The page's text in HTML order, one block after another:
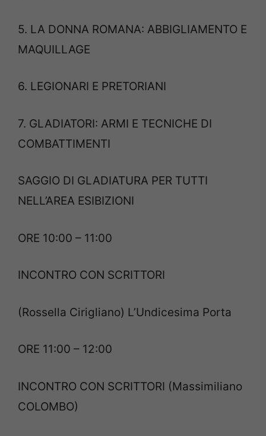
5. LA DONNA ROMANA: ABBIGLIAMENTO E
MAQUILLAGE
6. LEGIONARI E PRETORIANI
7. GLADIATORI: ARMI E TECNICHE DI
COMBATTIMENTI
SAGGIO DI GLADIATURA PER TUTTI
NELL’AREA ESIBIZIONI
ORE 10:00 – 11:00
INCONTRO CON SCRITTORI
(Rossella Cirigliano) L’Undicesima Porta
ORE 11:00 – 12:00
INCONTRO CON SCRITTORI (Massimiliano
COLOMBO)